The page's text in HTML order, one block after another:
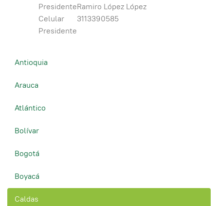
PresidenteRamiro López López
Celular
Presidente
3113390585
Antioquia
Arauca
Atlántico
Bolívar
Bogotá
Boyacá
Caldas